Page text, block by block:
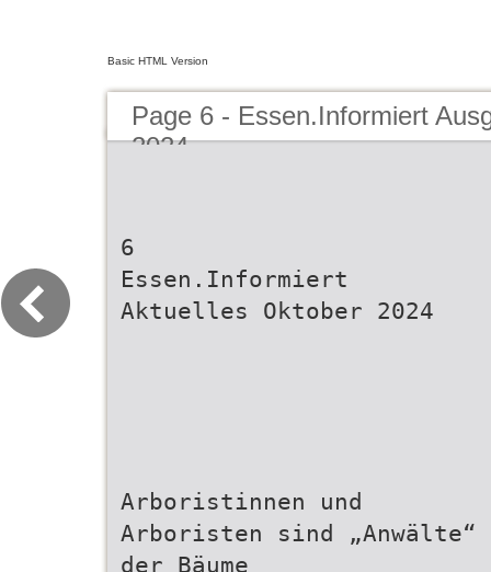
Basic HTML Version
Page 6 - Essen.Informiert
2024
6
Essen.Informiert
Aktuelles Oktober 2024
Arboristinnen und
Arboristen sind „Anwälte“
der Bäume